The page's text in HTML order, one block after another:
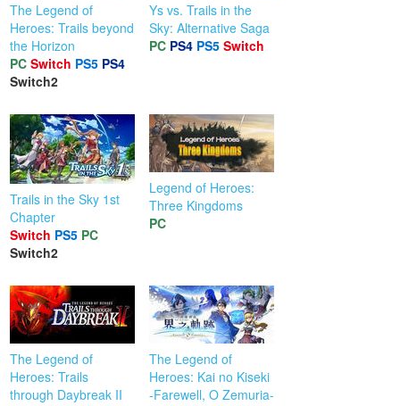
The Legend of
Heroes: Trails beyond
the Horizon
PC Switch PS5 PS4
Switch2
Ys vs. Trails in the
Sky: Alternative Saga
PC PS4 PS5 Switch
Trails in the Sky 1st
Chapter
Switch PS5 PC
Switch2
Legend of Heroes:
Three Kingdoms
PC
The Legend of
Heroes: Trails
through Daybreak II
The Legend of
Heroes: Kai no Kiseki
-Farewell, O Zemuria-